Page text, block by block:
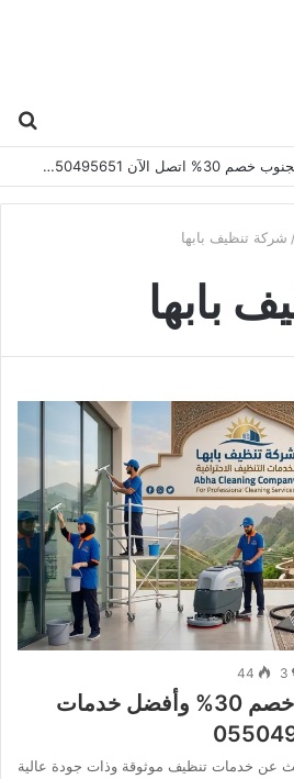
شركة تنظيف بظهران الجنوب خصم 30% اتصل الآن 0550495651
/ شركة تنظيف بابها
بابها
3
44
شركة تنظيف بابها | خصم 30% وأفضل خدمات
عن خدمات تنظيف موثوقة وذات جودة عالية